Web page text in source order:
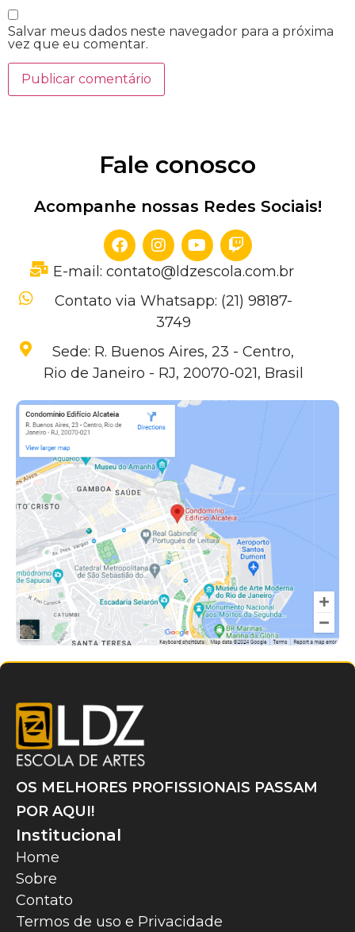
Salvar meus dados neste navegador para a próxima
vez que eu comentar.
Fale conosco
Acompanhe nossas Redes Sociais!
E-mail: contato@ldzescola.com.br
Contato via Whatsapp: (21) 98187-
3749
Sede: R. Buenos Aires, 23 - Centro,
Rio de Janeiro - RJ, 20070-021, Brasil
OS MELHORES PROFISSIONAIS PASSAM
POR AQUI!
Institucional
Home
Sobre
Contato
Termos de uso e Privacidade